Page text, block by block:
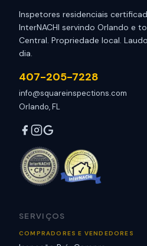
Inspetores residenciais
InterNACHI servindo Orlando e
Central. Propriedade local.
dia.
407-205-7228
info@squareinspections.com
Orlando, FL
SERVIÇOS
COMPRADORES E VENDEDORES